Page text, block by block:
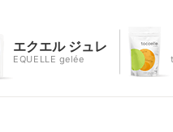
エクエル ジュレ
EQUELLE gelée